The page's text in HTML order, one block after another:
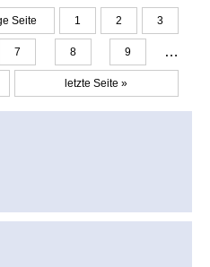
Seite 1 2 3
7 8 9 …
letzte Seite »